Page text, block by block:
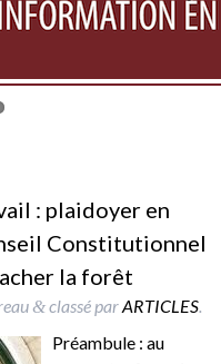
Next
: plaidoyer en
Constitutionnel
la forêt
&classé parARTICLES.
Préambule : au